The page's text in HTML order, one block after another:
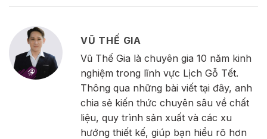
VŨ THẾ GIA
Vũ Thế Gia là chuyên gia 10 năm kinh
nghiệm trong lĩnh vực Lịch Gỗ Tết.
Thông qua những bài viết tại đây, anh
chia sẻ kiến thức chuyên sâu về chất
liệu, quy trình sản xuất và các xu
hướng thiết kế, giúp bạn hiểu rõ hơn